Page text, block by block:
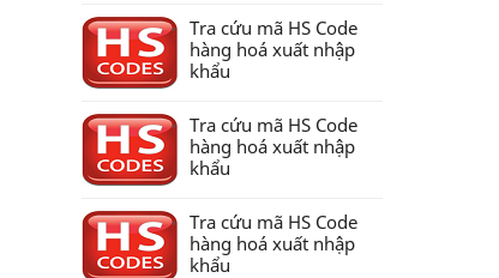
Tra cứu mã HS Code
hàng hoá xuất nhập
khẩu
Tra cứu mã HS Code
hàng hoá xuất nhập
khẩu
Tra cứu mã HS Code
hàng hoá xuất nhập
khẩu